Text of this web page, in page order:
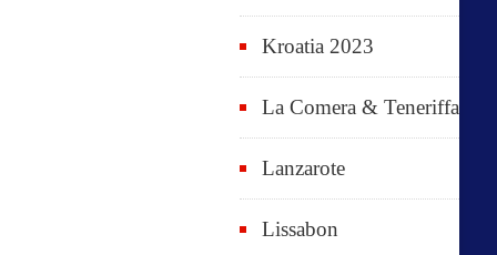
Kroatia 2023
La Comera & Teneriffa
Lanzarote
Lissabon